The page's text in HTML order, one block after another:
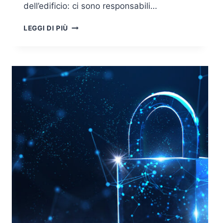
dell’edificio: ci sono responsabili…
LEGGI DI PIÙ LA
ATTRAVERSO
LA
SICUREZZA
INFORMATICA
PARTE